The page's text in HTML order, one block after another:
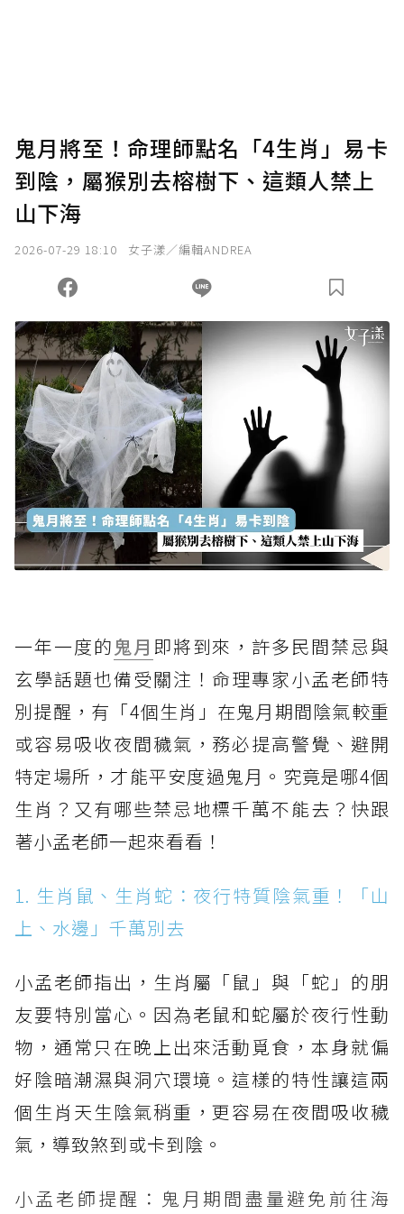
鬼月將至！命理師點名「4生肖」易卡
到陰，屬猴別去榕樹下、這類人禁上
山下海
2026-07-29 18:10 女子漾／編輯ANDREA
一年一度的鬼月 即將到來，許多民間禁忌與
玄學話題也備受關注！命理專家小孟老師特
別提醒，有「4個生肖」在鬼月期間陰氣較重
或容易吸收夜間穢氣，務必提高警覺、避開
特定場所，才能平安度過鬼月。究竟是哪4個
生肖？又有哪些禁忌地標千萬不能去？快跟
著小孟老師一起來看看！
1. 生肖鼠、生肖蛇：夜行特質陰氣重！「山
上、水邊」千萬別去
小孟老師指出，生肖屬「鼠」與「蛇」的朋
友要特別當心。因為老鼠和蛇屬於夜行性動
物，通常只在晚上出來活動覓食，本身就偏
好陰暗潮濕與洞穴環境。這樣的特性讓這兩
個生肖天生陰氣稍重，更容易在夜間吸收穢
氣，導致煞到或卡到陰。
小孟老師提醒：鬼月期間盡量避免前往海